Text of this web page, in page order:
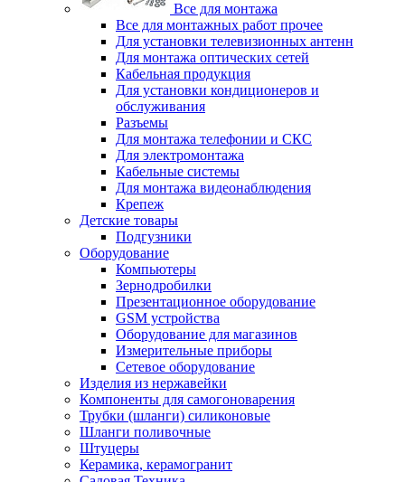
Все для монтажа
Все для монтажных работ прочее
Для установки телевизионных антенн
Для монтажа оптических сетей
Кабельная продукция
Для установки кондиционеров и
обслуживания
Разъемы
Для монтажа телефонии и СКС
Для электромонтажа
Кабельные системы
Для монтажа видеонаблюдения
Крепеж
Детские товары
Подгузники
Оборудование
Компьютеры
Зернодробилки
Презентационное оборудование
GSM устройства
Оборудование для магазинов
Измерительные приборы
Сетевое оборудование
Изделия из нержавейки
Компоненты для самогоноварения
Трубки (шланги) силиконовые
Шланги поливочные
Штуцеры
Керамика, керамогранит